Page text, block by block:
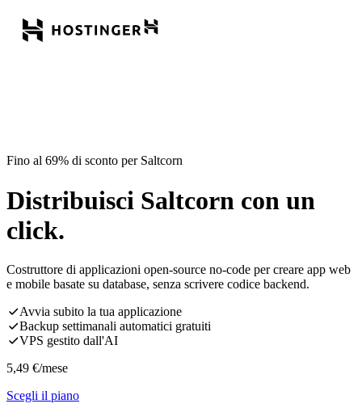
Fino al 69% di sconto per Saltcorn
Distribuisci Saltcorn con un
click.
Costruttore di applicazioni open-source no-code per creare app web
e mobile basate su database, senza scrivere codice backend.
Avvia subito la tua applicazione
Backup settimanali automatici gratuiti
VPS gestito dall'AI
5,49 €/mese
Scegli il piano